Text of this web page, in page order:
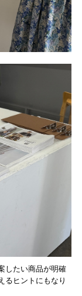
したい商品が明確
るヒントにもなり